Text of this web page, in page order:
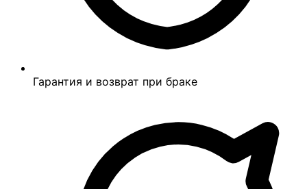
Гарантия и возврат при браке